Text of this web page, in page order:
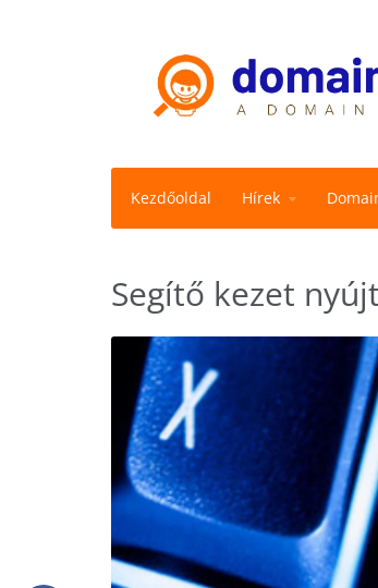
Kezdőoldal Hírek
Segítő kezet